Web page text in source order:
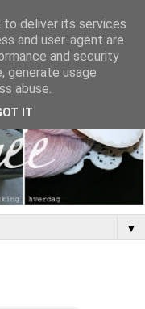
▼
to deliver its services
and user-agent are
and security
generate usage
abuse.
IT